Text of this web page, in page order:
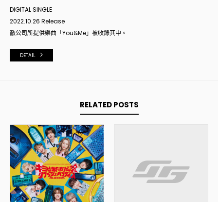
DIGITAL SINGLE
2022.10.26 Release
敝公司所提供樂曲「You&Me」被收錄其中。
DETAIL
RELATED POSTS